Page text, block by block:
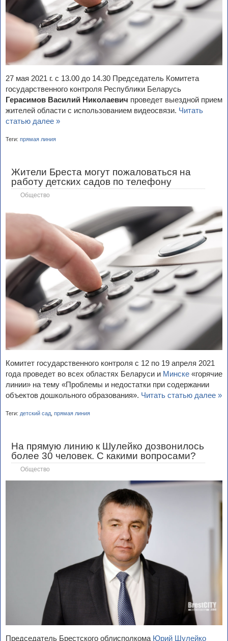
27 мая 2021 г. с 13.00 до 14.30 Председатель Комитета
государственного контроля Республики Беларусь
Герасимов Василий Николаевич проведет выездной прием
жителей области с использованием видеосвязи. Читать
статью далее »
Теги: прямая линия
Жители Бреста могут пожаловаться на
работу детских садов по телефону
Общество
Комитет государственного контроля с 12 по 19 апреля 2021
года проведет во всех областях Беларуси и Минске «горячие
линии» на тему «Проблемы и недостатки при содержании
объектов дошкольного образования». Читать статью далее »
Теги: детский сад прямая линия
На прямую линию к Шулейко дозвонилось
более 30 человек. С какими вопросами?
Общество
Председатель Брестского облисполкома Юрий Шулейко